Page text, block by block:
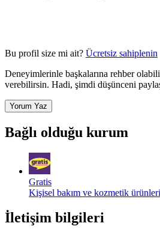
Bu profil size mi ait? Ücretsiz sahiplenin
Deneyimlerinle başkalarına rehber
verebilirsin. Hadi, şimdi düşünceni
Yorum Yaz
Bağlı olduğu kurum
Gratis
Kişisel bakım ve kozmetik ürünleri
İletişim bilgileri